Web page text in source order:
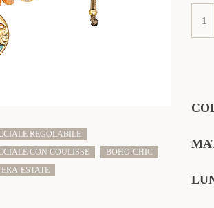
REGOLABILE
CON COULISSE
BOHO-CHIC
ESTATE